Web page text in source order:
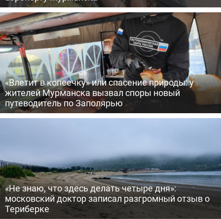
«Влетит в копеечку» или спасение природы: у
жителей Мурманска вызвал споры новый
путеводитель по Заполярью
«Не знаю, что здесь делать четыре дня»:
московский доктор записал разгромный отзыв о
Териберке